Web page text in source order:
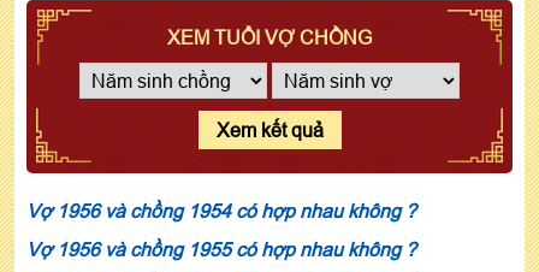
XEM TUỔI VỢ CHỒNG
Xem kết quả
Vợ 1956 và chồng 1954 có hợp nhau không ?
Vợ 1956 và chồng 1955 có hợp nhau không ?